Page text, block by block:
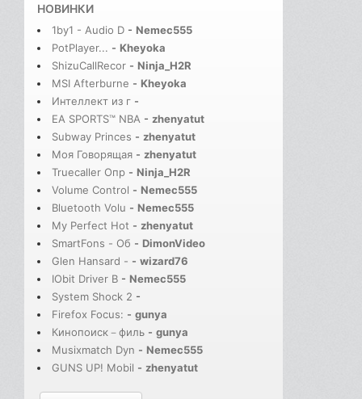
НОВИНКИ
1by1 - Audio D - Nemec555
PotPlayer... - Kheyoka
ShizuCallRecor - Ninja_H2R
MSI Afterburne - Kheyoka
Интеллект из г -
EA SPORTS™ NBA - zhenyatut
Subway Princes - zhenyatut
Моя Говорящая - zhenyatut
Truecaller Опр - Ninja_H2R
Volume Control - Nemec555
Bluetooth Volu - Nemec555
My Perfect Hot - zhenyatut
SmartFons - Об - DimonVideo
Glen Hansard - - wizard76
IObit Driver B - Nemec555
System Shock 2 -
Firefox Focus: - gunya
Кинопоиск－филь - gunya
Musixmatch Dyn - Nemec555
GUNS UP! Mobil - zhenyatut